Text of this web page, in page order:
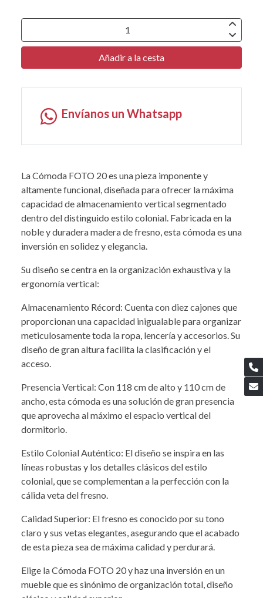
Añadir a la cesta
Envíanos un Whatsapp
La Cómoda FOTO 20 es una pieza imponente y
altamente funcional, diseñada para ofrecer la máxima
capacidad de almacenamiento vertical segmentado
dentro del distinguido estilo colonial. Fabricada en la
noble y duradera madera de fresno, esta cómoda es una
inversión en solidez y elegancia.
Su diseño se centra en la organización exhaustiva y la
ergonomía vertical:
Almacenamiento Récord: Cuenta con diez cajones que
proporcionan una capacidad inigualable para organizar
meticulosamente toda la ropa, lencería y accesorios. Su
diseño de gran altura facilita la clasificación y el
acceso.
Presencia Vertical: Con 118 cm de alto y 110 cm de
ancho, esta cómoda es una solución de gran presencia
que aprovecha al máximo el espacio vertical del
dormitorio.
Estilo Colonial Auténtico: El diseño se inspira en las
líneas robustas y los detalles clásicos del estilo
colonial, que se complementan a la perfección con la
cálida veta del fresno.
Calidad Superior: El fresno es conocido por su tono
claro y sus vetas elegantes, asegurando que el acabado
de esta pieza sea de máxima calidad y perdurará.
Elige la Cómoda FOTO 20 y haz una inversión en un
mueble que es sinónimo de organización total, diseño